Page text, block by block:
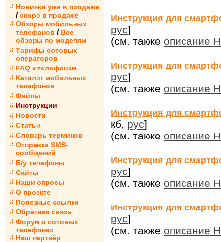
Новинки уже в продаже
/ скоро в продаже
Обзоры мобильных
телефонов / Все
обзоры по моделям
Тарифы сотовых
операторов
FAQ к телефонам
Каталог мобильных
телефонов
Файлы
Инструкции
Новости
Статьи
Словарь терминов
Отправка SMS-
сообщений
Б/у телефоны
Сайты
Наши опросы
О проекте
Полезные ссылки
Обратная связь
Форум о сотовых
телефонах
Наш партнёр
Инструкция для
рус]
(см. также описание
Инструкция для
рус]
(см. также описание
Инструкция для
кб, рус]
(см. также описание
Инструкция для
рус]
(см. также описание
Инструкция для
рус]
(см. также описание